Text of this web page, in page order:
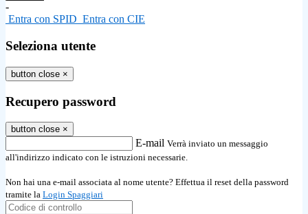
-
Entra con SPID Entra con CIE
Seleziona utente
button close ×
Recupero password
button close ×
E-mail Verrà inviato un messaggio
all'indirizzo indicato con le istruzioni necessarie.
Non hai una e-mail associata al nome utente? Effettua il reset della password
tramite la Login Spaggiari